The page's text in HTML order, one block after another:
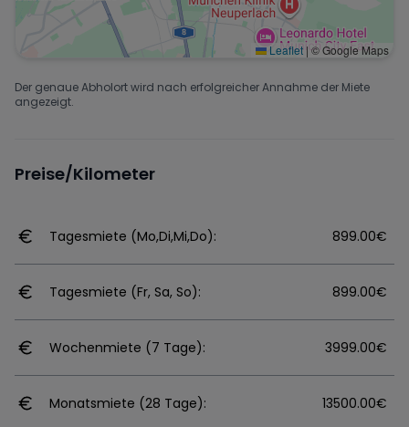
Leaflet | © Google Maps
Der genaue Abholort wird nach erfolgreicher Annahme der Miete
angezeigt.
Preise/Kilometer
Tagesmiete (Mo,Di,Mi,Do): 899.00€
Tagesmiete (Fr, Sa, So): 899.00€
Wochenmiete (7 Tage): 3999.00€
Monatsmiete (28 Tage): 13500.00€